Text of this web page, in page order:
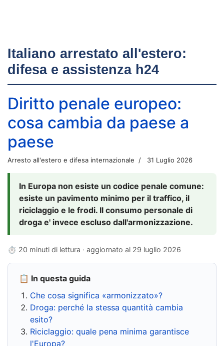
Italiano arrestato all'estero:
difesa e assistenza h24
Diritto penale europeo:
cosa cambia da paese a
paese
Arresto all'estero e difesa internazionale 31 Luglio 2026
In Europa non esiste un codice penale comune:
esiste un pavimento minimo per il traffico, il
riciclaggio e le frodi. Il consumo personale di
droga e' invece escluso dall'armonizzazione.
⏱ 20 minuti di lettura · aggiornato al 29 luglio 2026
📋 In questa guida
Che cosa significa «armonizzato»?
Droga: perché la stessa quantità cambia
esito?
Riciclaggio: quale pena minima garantisce
l'Europa?